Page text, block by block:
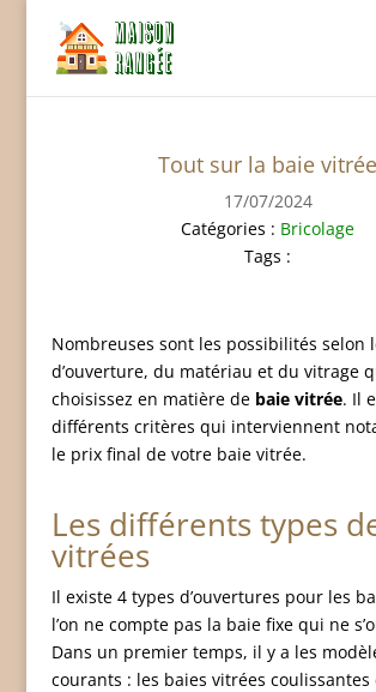
Tout sur la baie vitrée
17/07/2024
Catégories : Bricolage
Tags :
Nombreuses sont les possibilités selon
d’ouverture, du matériau et du vitrage
choisissez en matière de baie vitrée. Il
différents critères qui interviennent
le prix final de votre baie vitrée.
Les différents types
vitrées
Il existe 4 types d’ouvertures pour les
l’on ne compte pas la baie fixe qui ne
Dans un premier temps, il y a les
courants : les baies vitrées